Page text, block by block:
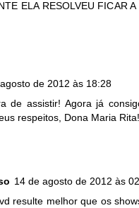
ELA RESOLVEU FICAR
de 2012 às 18:28
de assistir! Agora já
respeitos, Dona Maria Rita!
14 de agosto de 2012 às
resulte melhor que os